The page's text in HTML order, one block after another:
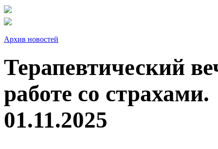
Архив новостей
Терапевтический
работе со страхами.
01.11.2025